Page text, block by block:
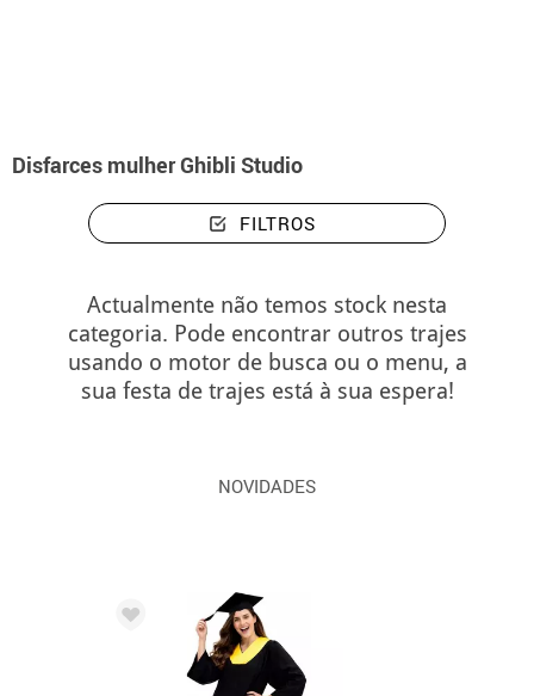
Disfarces mulher Ghibli Studio
FILTROS
Actualmente não temos stock nesta
categoria. Pode encontrar outros trajes
usando o motor de busca ou o menu, a
sua festa de trajes está à sua espera!
NOVIDADES